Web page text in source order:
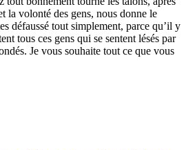
la volonté des gens, nous donne le
défaussé tout simplement, parce qu’il y
tous ces gens qui se sentent lésés par
Je vous souhaite tout ce que vous